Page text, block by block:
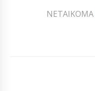
NETAIKOMA